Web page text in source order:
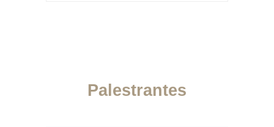
Palestrantes